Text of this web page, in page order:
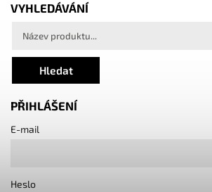
VYHLEDÁVÁNÍ
Hledat
PŘIHLÁŠENÍ
E-mail
Heslo